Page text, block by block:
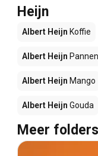
Heijn
Albert Heijn Koffie
Albert Heijn
Albert Heijn Mango
Albert Heijn Gouda
Meer